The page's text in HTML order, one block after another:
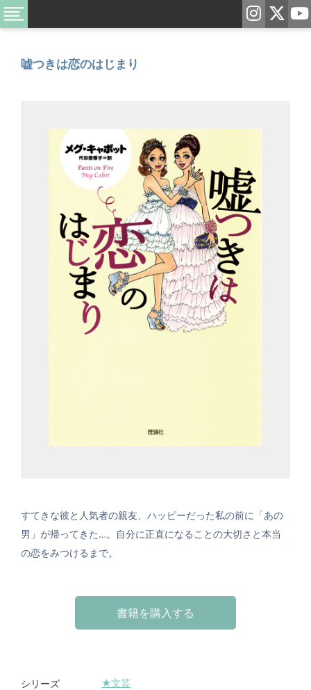
嘘つきは恋のはじまり
すてきな彼と人気者の親友、ハッピーだった私の前に「あの
男」が帰ってきた…。自分に正直になることの大切さと本当
の恋をみつけるまで。
書籍を購入する
シリーズ ★文芸